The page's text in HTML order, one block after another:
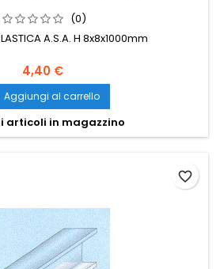
(0)
A.S.A. H 8x8x1000mm
4,40 €
Aggiungi al carrello
articoli in magazzino
favorite_border